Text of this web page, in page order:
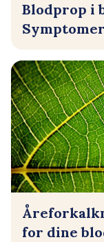
Blodprop i
for dine